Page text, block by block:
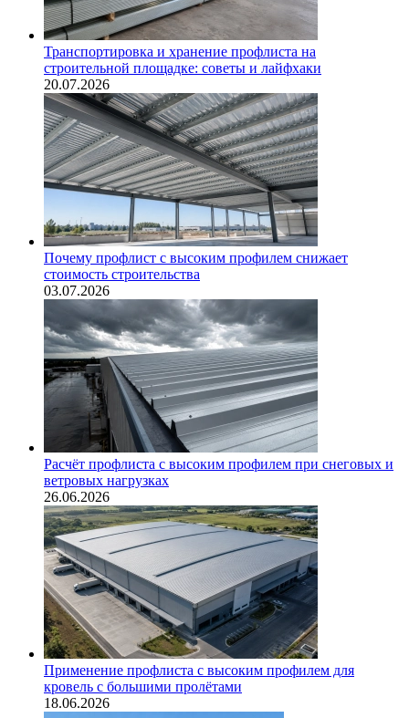
Транспортировка и хранение профлиста на
строительной площадке: советы и лайфхаки
20.07.2026
Почему профлист с высоким профилем снижает
стоимость строительства
03.07.2026
Расчёт профлиста с высоким профилем при снеговых и
ветровых нагрузках
26.06.2026
Применение профлиста с высоким профилем для
кровель с большими пролётами
18.06.2026